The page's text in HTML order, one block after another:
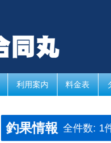
利用案内 料金表
釣果情報 全件数: 1